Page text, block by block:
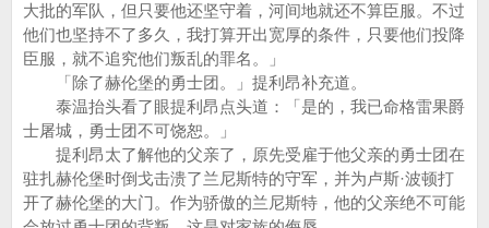
大批的军队，但只要他还坚守着，河间地就还不算臣服。不过
他们也坚持不了多久，我打算开出宽厚的条件，只要他们投降
臣服，就不追究他们叛乱的罪名。」
「除了赫伦堡的勇士团。」提利昂补充道。
泰温抬头看了眼提利昂点头道：「是的，我已命格雷果爵
士屠城，勇士团不可饶恕。」
提利昂太了解他的父亲了，原先受雇于他父亲的勇士团在
驻扎赫伦堡时倒戈击溃了兰尼斯特的守军，并为卢斯·波顿打
开了赫伦堡的大门。作为骄傲的兰尼斯特，他的父亲绝不可能